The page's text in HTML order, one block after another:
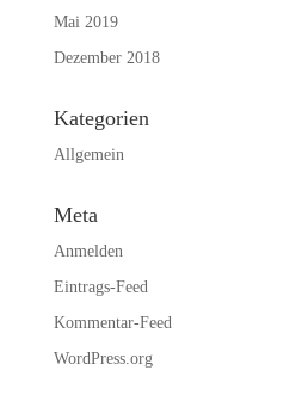
Mai 2019
Dezember 2018
Kategorien
Allgemein
Meta
Anmelden
Eintrags-Feed
Kommentar-Feed
WordPress.org